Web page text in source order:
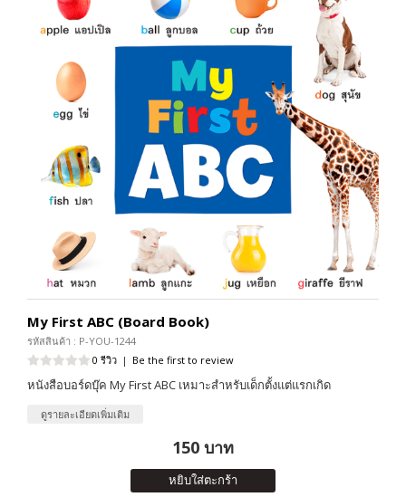
My First ABC (Board Book)
รหัสสินค้า : P-YOU-1244
0 รีวิว | Be the first to review
หนังสือบอร์ดบุ๊ค My First ABC เหมาะสำหรับเด็กตั้งแต่แรกเกิด
ดูรายละเอียดเพิ่มเติม
150 บาท
หยิบใส่ตะกร้า